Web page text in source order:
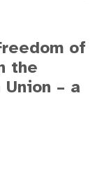
of
the
– a